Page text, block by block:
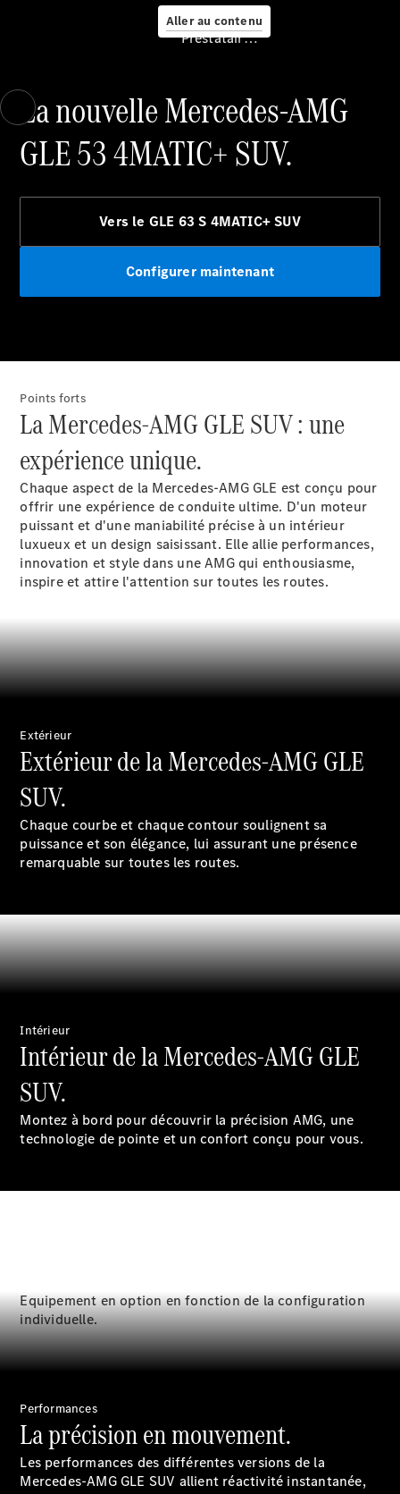
Aller au contenu
Service &
accessoires
rendez-
vous à
digitale
Recharge en
pneus
réparation et
garantie
Maintenance
garanties
Rappel de
Pièces de
rechange
Accessories
de véhicule
Collection
vous à
Prestataire / Protection des données
La nouvelle Mercedes-AMG
GLE 53 4MATIC+ SUV.
Vers le GLE 63 S 4MATIC+ SUV
Configurer maintenant
Points forts
La Mercedes-AMG GLE SUV : une
expérience unique.
Chaque aspect de la Mercedes-AMG GLE est conçu pour
offrir une expérience de conduite ultime. D'un moteur
puissant et d'une maniabilité précise à un intérieur
luxueux et un design saisissant. Elle allie performances,
innovation et style dans une AMG qui enthousiasme,
inspire et attire l'attention sur toutes les routes.
Extérieur
Extérieur de la Mercedes-AMG GLE
SUV.
Chaque courbe et chaque contour soulignent sa
puissance et son élégance, lui assurant une présence
remarquable sur toutes les routes.
Intérieur
Intérieur de la Mercedes-AMG GLE
SUV.
Montez à bord pour découvrir la précision AMG, une
technologie de pointe et un confort conçu pour vous.
Equipement en option en fonction de la configuration
individuelle.
Performances
La précision en mouvement.
Les performances des différentes versions de la
Mercedes-AMG GLE SUV allient réactivité instantanée,